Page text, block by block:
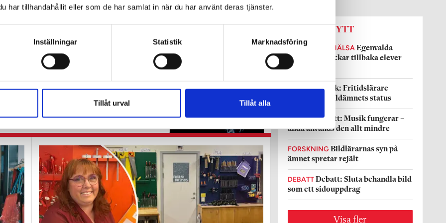
har tillhandahållit eller som de har samlat in när du har använt deras tjänster.
Inställningar Statistik Marknadsföring
Tillåt urval Tillåt alla
är en
som helst under en arbetsdag.
SENASTE NYTT
IDROTT OCH HÄLSA Egenvalda
aktiviteter lockar tillbaka elever
till idrotten
DEBATTReplik: Fritidslärare
sänker inte bildämnets status
DEBATTDebatt: Musik fungerar –
ändå används den allt mindre
FORSKNING Bildlärarnas syn på
ämnet spretar rejält
DEBATT Debatt: Sluta behandla bild
som ett sidouppdrag
Visa fler